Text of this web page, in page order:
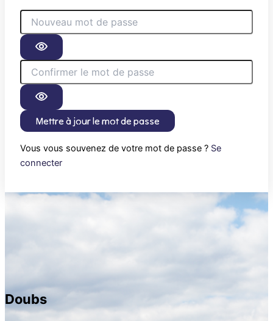
Mettre à jour le mot de passe
Vous vous souvenez de votre mot de passe ? Se
connecter
Doubs